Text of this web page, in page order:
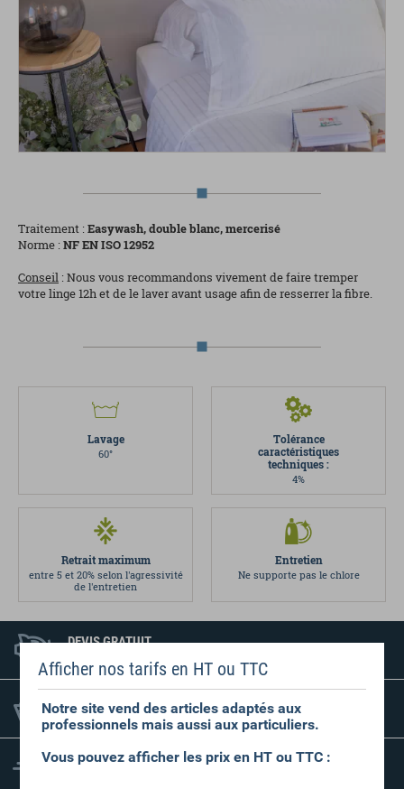
Traitement :Easywash, double blanc, mercerisé
Norme :NF EN ISO 12952
Conseil : Nous vous recommandons vivement de faire tremper
votre linge 12h et de le laver avant usage afin de resserrer la fibre.
Lavage
60°
Tolérance
caractéristiques
techniques :
4%
Retrait maximum
entre 5 et 20% selon l'agressivité
de l'entretien
Entretien
Ne supporte pas le chlore
DEVIS GRATUIT
SANS ENGAGEMENT
PAS DE MINIMUM
DE COMMANDE
FRAIS D'EXPÉDITION
Afficher nos tarifs en HT ou TTC
Notre site vend des articles adaptés aux
professionnels mais aussi aux particuliers.
Vous pouvez afficher les prix en HT ou TTC :